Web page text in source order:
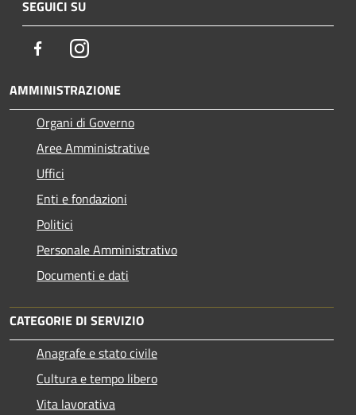
SEGUICI SU
FacebookInstagram
AMMINISTRAZIONE
Organi di Governo
Aree Amministrative
Uffici
Enti e fondazioni
Politici
Personale Amministrativo
Documenti e dati
CATEGORIE DI SERVIZIO
Anagrafe e stato civile
Cultura e tempo libero
Vita lavorativa